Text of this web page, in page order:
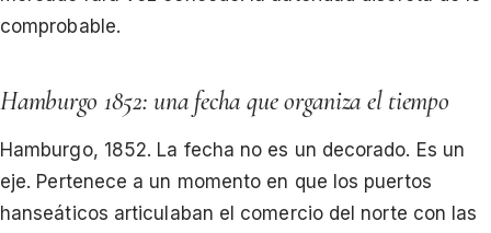
comprobable.
Hamburgo 1852: una fecha que organiza el tiempo
Hamburgo, 1852. La fecha no es un decorado. Es un
eje. Pertenece a un momento en que los puertos
hanseáticos articulaban el comercio del norte con las